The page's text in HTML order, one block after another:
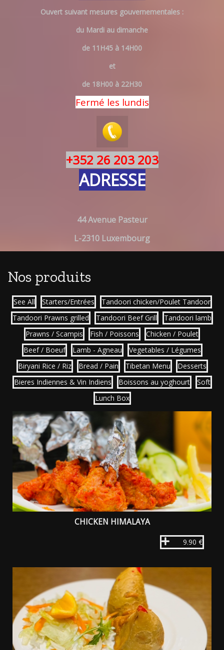
Ouvert suivant mesures gouvernementales :
du Mardi au dimanche
de 11H45 à 14H00
et
de 18H00 à 22H30
Fermé les lundis
+352 26 203 203
ADRESSE
44 Avenue Pasteur
L-2310 Luxembourg
Nos produits
See All Starters/Entrées
Tandoori chicken/Poulet Tandoor
Tandoori Prawns grilled
Tandoori Beef Grill
Tandoori lamb
Prawns / Scampis
Fish / Poissons
Chicken / Poulet
Beef / Boeuf
Lamb - Agneau
Vegetables / Légumes
Biryani Rice / Riz
Bread / Pain Tibetan Menu
Desserts
Bieres Indiennes & Vin Indiens
Boissons au yoghourt
Soft
Lunch Box
CHICKEN HIMALAYA
9.90 €